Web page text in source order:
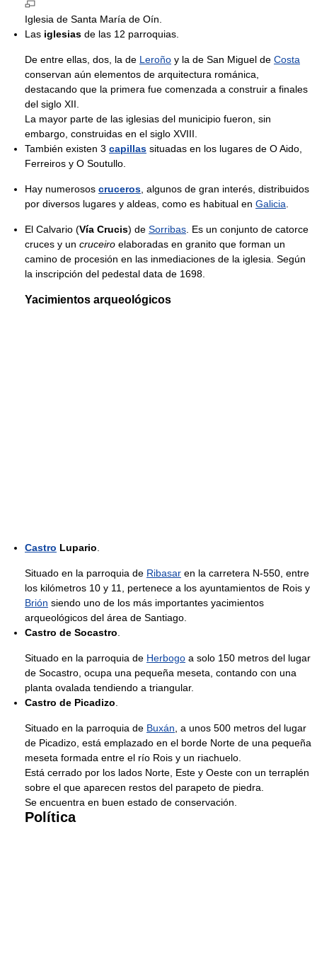
Iglesia de Santa María de Oín.
Las iglesias de las 12 parroquias.
De entre ellas, dos, la de Leroño y la de San Miguel de Costa
conservan aún elementos de arquitectura románica,
destacando que la primera fue comenzada a construir a finales
del siglo XII.
La mayor parte de las iglesias del municipio fueron, sin
embargo, construidas en el siglo XVIII.
También existen 3 capillas situadas en los lugares de O Aido,
Ferreiros y O Soutullo.
Hay numerosos cruceros , algunos de gran interés, distribuidos
por diversos lugares y aldeas, como es habitual en Galicia
El Calvario (Vía Crucis) de Sorribas . Es un conjunto de catorce
cruces y un cruceiro elaboradas en granito que forman un
camino de procesión en las inmediaciones de la iglesia. Según
la inscripción del pedestal data de 1698.
Yacimientos arqueológicos
Castro Lupario
Situado en la parroquia de Ribasar en la carretera N-550, entre
los kilómetros 10 y 11, pertenece a los ayuntamientos de Rois y
Brión siendo uno de los más importantes yacimientos
arqueológicos del área de Santiago.
Castro de Socastro
Situado en la parroquia de Herbogo a solo 150 metros del lugar
de Socastro, ocupa una pequeña meseta, contando con una
planta ovalada tendiendo a triangular.
Castro de Picadizo
Situado en la parroquia de Buxán , a unos 500 metros del lugar
de Picadizo, está emplazado en el borde Norte de una pequeña
meseta formada entre el río Rois y un riachuelo.
Está cerrado por los lados Norte, Este y Oeste con un terraplén
sobre el que aparecen restos del parapeto de piedra.
Se encuentra en buen estado de conservación.
Política